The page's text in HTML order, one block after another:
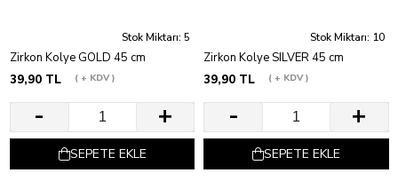
Stok Miktarı: 5
Zirkon Kolye GOLD 45 cm
39,90 TL
+ KDV
SEPETE EKLE
Stok Miktarı: 10
Zirkon Kolye SILVER 45 cm
39,90 TL
+ KDV
SEPETE EKLE